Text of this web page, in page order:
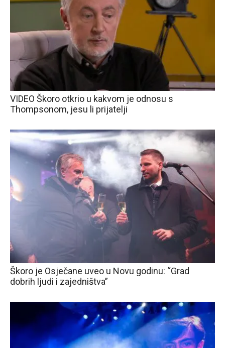
VIDEO Škoro otkrio u kakvom je odnosu s
Thompsonom, jesu li prijatelji
Škoro je Osječane uveo u Novu godinu: “Grad
dobrih ljudi i zajedništva”